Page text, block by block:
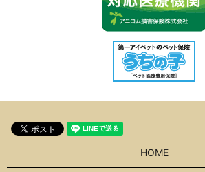
HOME